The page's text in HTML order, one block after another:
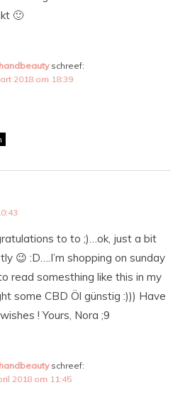
🙂
schreef:
2018 om 18:39
to to ;)…ok, just a bit
😉 :D….I’m shopping on sunday
read somesthing like this in my
some CBD Öl günstig :))) Have
! Yours, Nora ;9
schreef:
2018 om 11:45